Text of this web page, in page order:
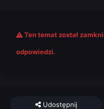
Ten temat został
odpowiedzi.
Udostępnij